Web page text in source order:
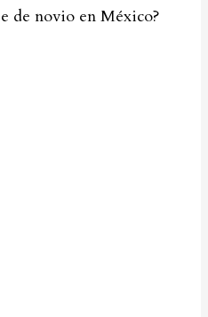
de novio en México?